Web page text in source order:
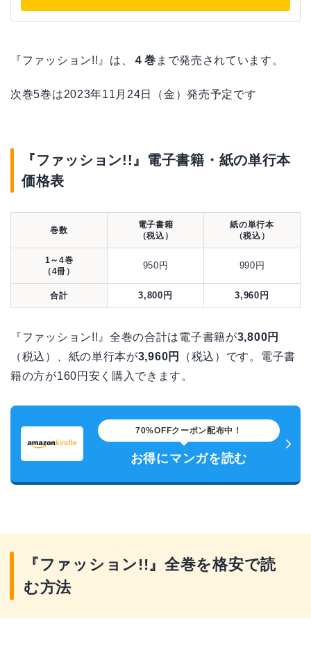
『ファッション!!』は、 ４巻 まで発売されています。
次巻5巻は2023年11月24日（金）発売予定です
『ファッション!!』電子書籍・紙の単行本
価格表
巻数
電子書籍
（税込）
紙の単行本
（税込）
1～4巻
（4冊）
950円 990円
合計 3,800円 3,960円
『ファッション!!』全巻の合計は電子書籍が3,800円
（税込）、紙の単行本が3,960円
（税込）です。電子書
籍の方が160円安く購入できます。
70%OFFクーポン配布中！
お得にマンガを読む
『ファッション!!』全巻を格安で読
む方法